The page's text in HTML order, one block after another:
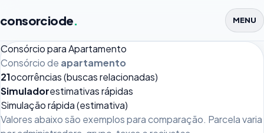
consorciode. MENU
Consórcio para Apartamento
Consórcio de apartamento
21ocorrências (buscas relacionadas)
Simuladorestimativas rápidas
Simulação rápida (estimativa)
Valores abaixo são exemplos para comparação. Parcela varia